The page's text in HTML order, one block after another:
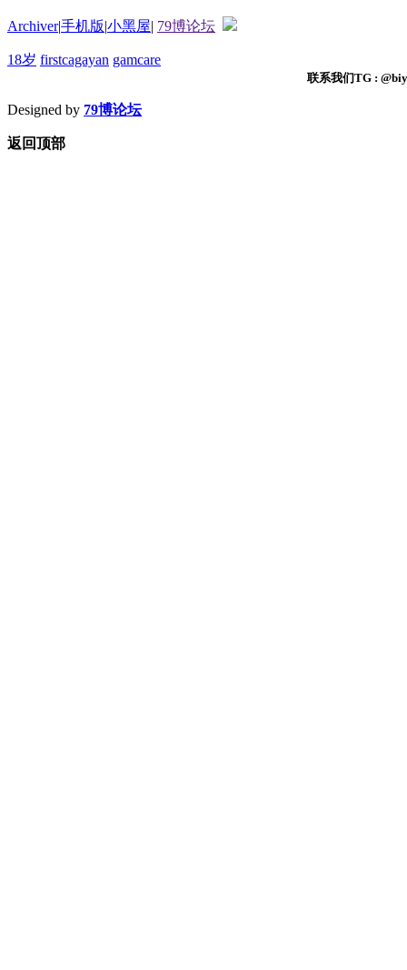
Archiver|手机版|小黑屋| 79博论坛
18岁 firstcagayan gamcare
联系我们TG :
Designed by 79博论坛
返回顶部